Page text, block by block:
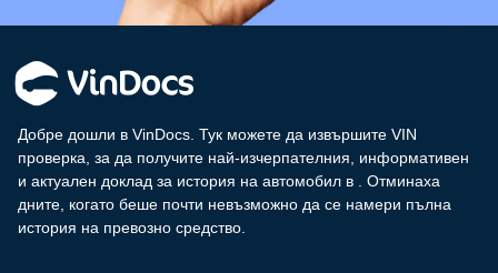
Добре дошли в VinDocs. Тук можете да извършите VIN
проверка, за да получите най-изчерпателния, информативен
и актуален доклад за история на автомобил в
. Отминаха
дните, когато беше почти невъзможно да се намери пълна
история на превозно средство.